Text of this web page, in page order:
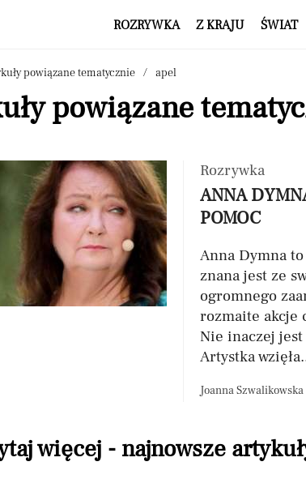
ROZRYWKA Z KRAJU ŚWIAT
powiązane tematycznie apel
powiązane
Rozrywka
ANNA
POMOC
Anna Dymna
znana jest ze
ogromnego
rozmaite akcje
Nie inaczej
Artystka
Joanna Szwalikowska
więcej - najnowsze